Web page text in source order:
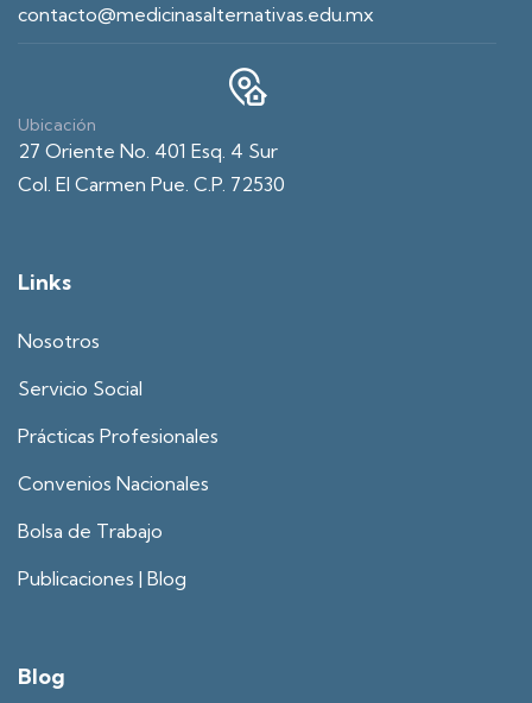
contacto@medicinasalternativas.edu.mx
Ubicación
27 Oriente No. 401 Esq. 4 Sur
Col. El Carmen Pue. C.P. 72530
Links
Nosotros
Servicio Social
Prácticas Profesionales
Convenios Nacionales
Bolsa de Trabajo
Publicaciones | Blog
Blog